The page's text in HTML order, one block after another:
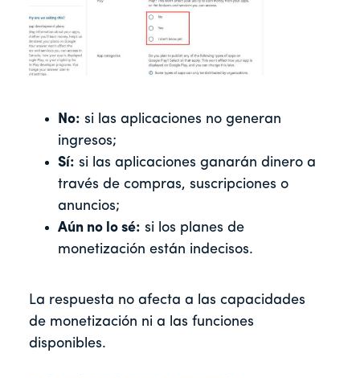
No: si las aplicaciones no generan
ingresos;
Sí: si las aplicaciones ganarán dinero a
través de compras, suscripciones o
anuncios;
Aún no lo sé: si los planes de
monetización están indecisos.
La respuesta no afecta a las capacidades
de monetización ni a las funciones
disponibles.